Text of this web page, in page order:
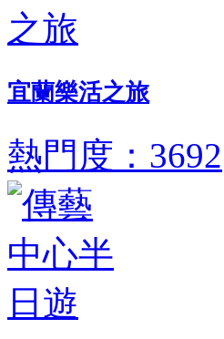
宜蘭樂活之旅
熱門度：3692